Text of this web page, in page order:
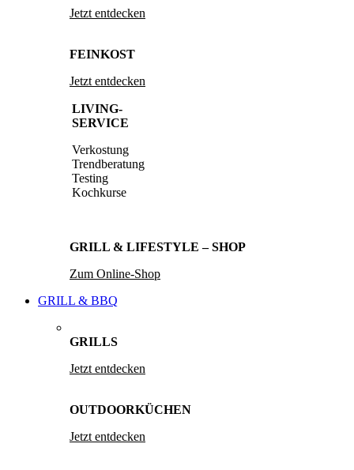
Jetzt entdecken
FEINKOST
Jetzt entdecken
LIVING-
SERVICE
Verkostung
Trendberatung
Testing
Kochkurse
GRILL & LIFESTYLE – SHOP
Zum Online-Shop
GRILL & BBQ
GRILLS
Jetzt entdecken
OUTDOORKÜCHEN
Jetzt entdecken